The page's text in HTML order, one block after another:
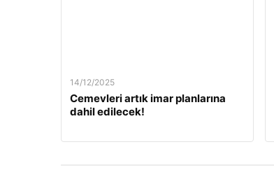
14/12/2025
Cemevleri artık imar planlarına
dahil edilecek!